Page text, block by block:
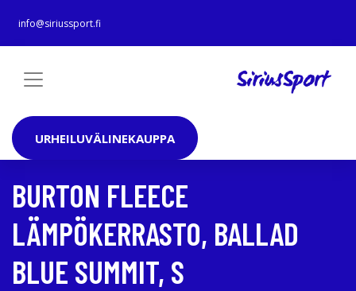
info@siriussport.fi
URHEILUVÄLINEKAUPPA
BURTON FLEECE
LÄMPÖKERRASTO, BALLAD
BLUE SUMMIT, S